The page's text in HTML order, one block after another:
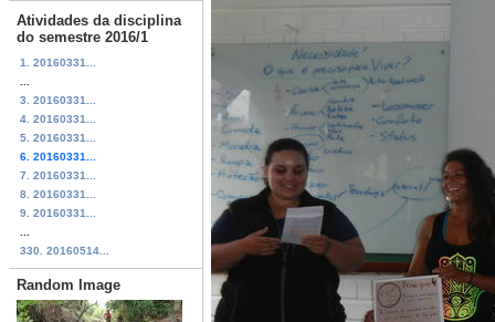
Atividades da disciplina
do semestre 2016/1
1. 20160331...
3. 20160331...
4. 20160331...
5. 20160331...
6. 20160331...
7. 20160331...
8. 20160331...
9. 20160331...
330. 20160514...
Random Image